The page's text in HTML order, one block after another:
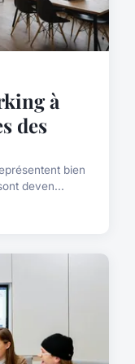
à
des
bien
deven...